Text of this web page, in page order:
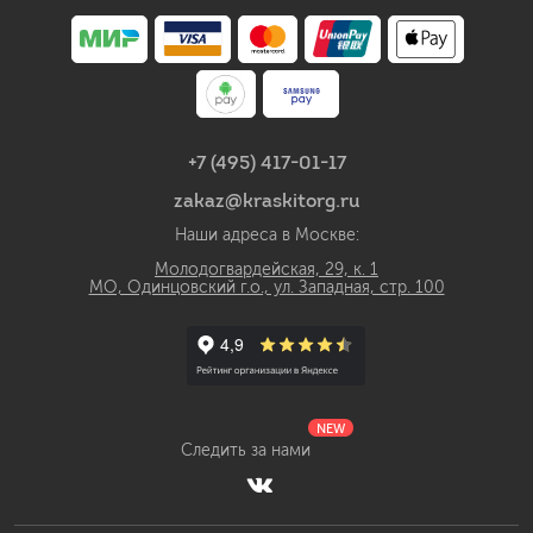
+7 (495) 417-01-17
zakaz@kraskitorg.ru
Наши адреса в Москве:
Молодогвардейская, 29, к. 1
МО, Одинцовский г.о., ул. Западная, стр. 100
Следить за нами
NEW